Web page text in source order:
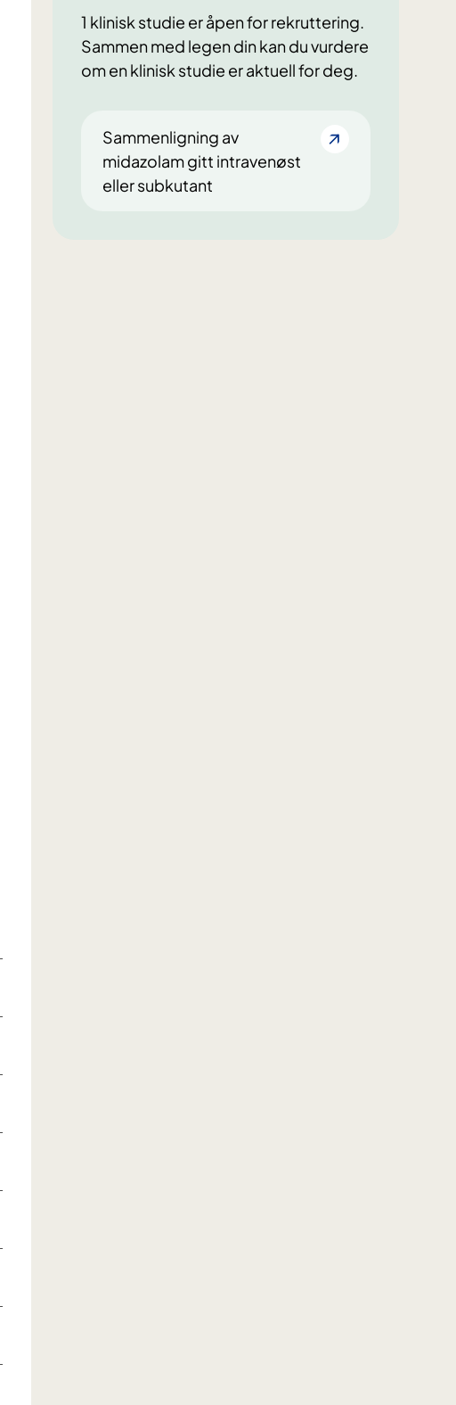
1 klinisk studie er åpen for rekruttering.
Sammen med legen din kan du vurdere
om en klinisk studie er aktuell for deg.
Sammenligning av
midazolam gitt intravenøst
eller subkutant